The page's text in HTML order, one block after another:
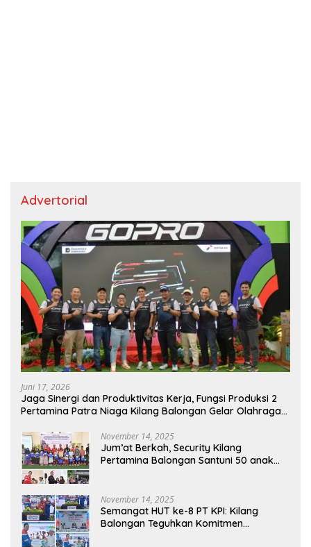
Advertorial
Juni 17, 2026
Jaga Sinergi dan Produktivitas Kerja, Fungsi Produksi 2
Pertamina Patra Niaga Kilang Balongan Gelar Olahraga
November 14, 2025
Jum’at Berkah, Security Kilang
Pertamina Balongan Santuni 50 anak
November 14, 2025
Semangat HUT ke-8 PT KPI: Kilang
Balongan Teguhkan Komitmen